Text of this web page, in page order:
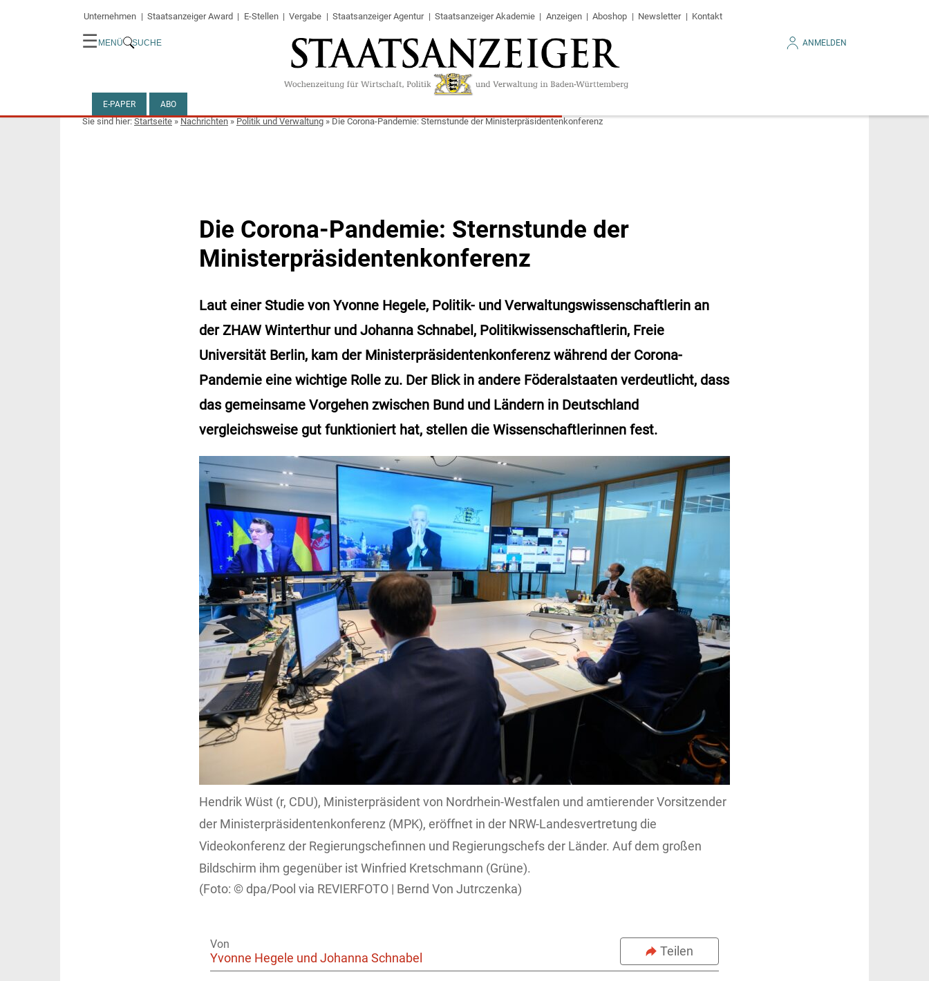
Unternehmen Staatsanzeiger Award E-Stellen Vergabe Staatsanzeiger Agentur Staatsanzeiger Akademie Anzeigen Aboshop Newsletter Kontakt
☰ MENÜ SUCHE ANMELDEN
E-PAPER ABO
Startseite»Nachrichten»Politik und Verwaltung»Die Corona-Pandemie: Sternstunde der Ministerpräsidentenkonferenz
Die Corona-Pandemie: Sternstunde der
Ministerpräsidentenkonferenz
Laut einer Studie von Yvonne Hegele, Politik- und Verwaltungswissenschaftlerin an
der ZHAW Winterthur und Johanna Schnabel, Politikwissenschaftlerin, Freie
Universität Berlin, kam der Ministerpräsidentenkonferenz während der Corona-
Pandemie eine wichtige Rolle zu. Der Blick in andere Föderalstaaten verdeutlicht, dass
das gemeinsame Vorgehen zwischen Bund und Ländern in Deutschland
vergleichsweise gut funktioniert hat, stellen die Wissenschaftlerinnen fest.
Hendrik Wüst (r, CDU), Ministerpräsident von Nordrhein-Westfalen und amtierender Vorsitzender
der Ministerpräsidentenkonferenz (MPK), eröffnet in der NRW-Landesvertretung die
Videokonferenz der Regierungschefinnen und Regierungschefs der Länder. Auf dem großen
Bildschirm ihm gegenüber ist Winfried Kretschmann (Grüne).
dpa/Pool via REVIERFOTO | Bernd Von Jutrczenka)
Von
Yvonne Hegele und Johanna Schnabel Teilen